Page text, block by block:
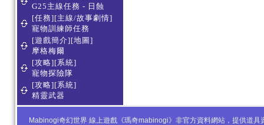
G25主線任務 - 日蝕
[任務][主線/故事劇情]
寵物訓練師任務
[遊戲簡介][地圖]
摩格梅爾
[攻略][系統]
寵物探險隊
[攻略][系統]
精靈武器
Mabinogi奇幻世界 線上遊戲《瑪奇mabinogi》非官方資料網站，提供道